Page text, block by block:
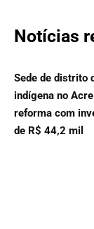
Notícias
Sede de distrito
indígena no
reforma com
de R$ 44,2 mil